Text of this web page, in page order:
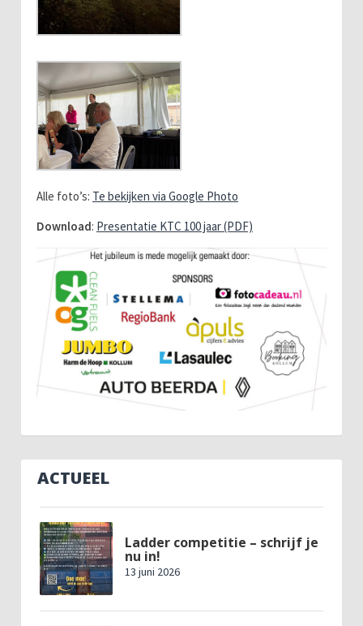
Alle foto’s: Te bekijken via Google Photo
Download: Presentatie KTC 100 jaar (PDF)
ACTUEEL
Ladder competitie – schrijf je
nu in!
13 juni 2026